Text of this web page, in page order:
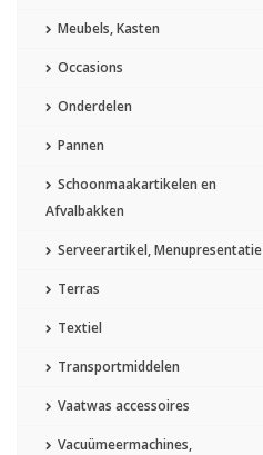
Meubels, Kasten
Occasions
Onderdelen
Pannen
Schoonmaakartikelen en
Afvalbakken
Serveerartikel, Menupresentatie
Terras
Textiel
Transportmiddelen
Vaatwas accessoires
Vacuümeermachines,